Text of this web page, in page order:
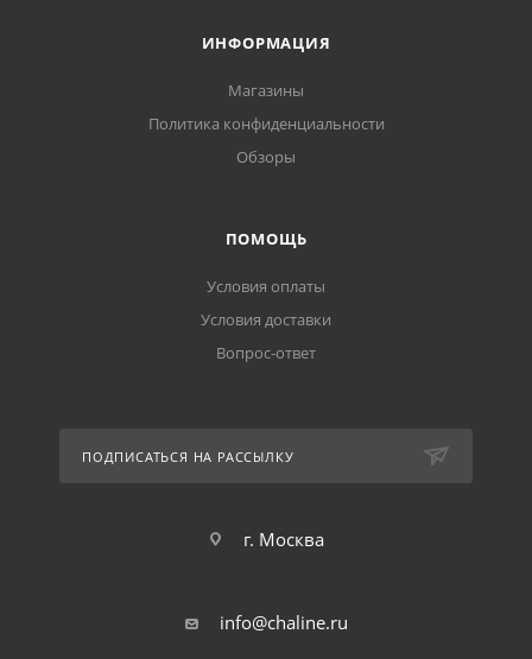
ИНФОРМАЦИЯ
Магазины
Политика конфиденциальности
Обзоры
ПОМОЩЬ
Условия оплаты
Условия доставки
Вопрос-ответ
ПОДПИСАТЬСЯ НА РАССЫЛКУ
г. Москва
info@chaline.ru